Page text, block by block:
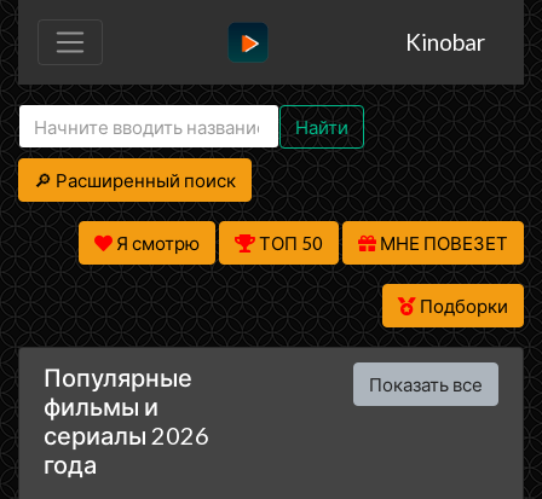
Kinobar
Найти
🔎 Расширенный поиск
Я смотрю ТОП 50 МНЕ ПОВЕЗЕТ
Подборки
Популярные
фильмы и
сериалы 2026
года
Показать все